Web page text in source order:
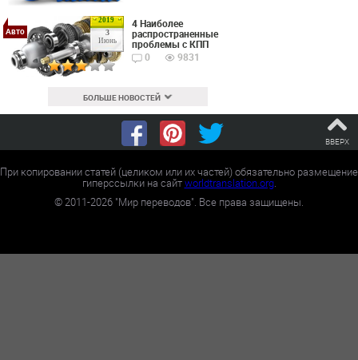
2019
3
Июнь
Авто
4 Наиболее
распространенные
проблемы с КПП
0
9831
БОЛЬШЕ НОВОСТЕЙ
ВВЕРХ
При копировании статей (целиком или их частей) обязательно размещение
гиперссылки на сайтworldtranslation.org.
©2011-2026 "Мир переводов". Все права защищены.